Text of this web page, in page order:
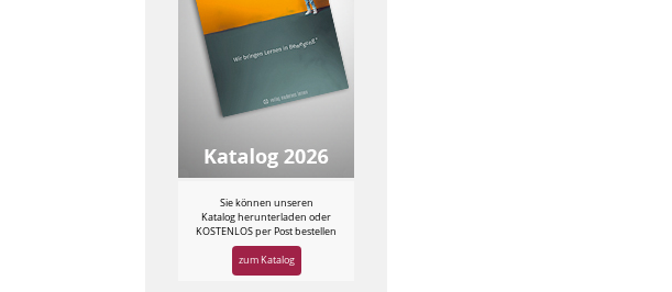
Sie können unseren
Katalog herunterladen oder
KOSTENLOS per Post bestellen
zum Katalog